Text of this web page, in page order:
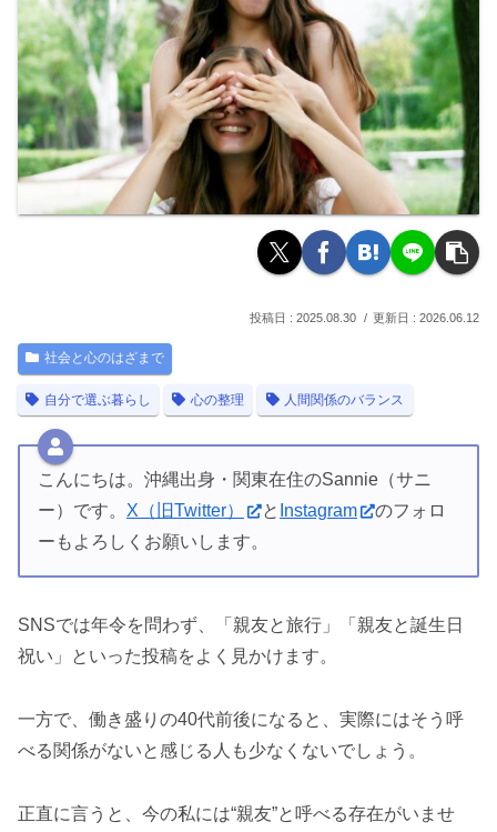
2025.08.30 2026.06.12
社会と心のはざまで
自分で選ぶ暮らし 心の整理 人間関係のバランス
こんにちは。沖縄出身・関東在住のSannie（サニ
ー）です。 X（旧Twitter） と Instagram
のフォロ
ーもよろしくお願いします。
SNSでは年令を問わず、「親友と旅行」「親友と誕生日
祝い」といった投稿をよく見かけます。
一方で、働き盛りの40代前後になると、実際にはそう呼
べる関係がないと感じる人も少なくないでしょう。
正直に言うと、今の私には“親友”と呼べる存在がいませ